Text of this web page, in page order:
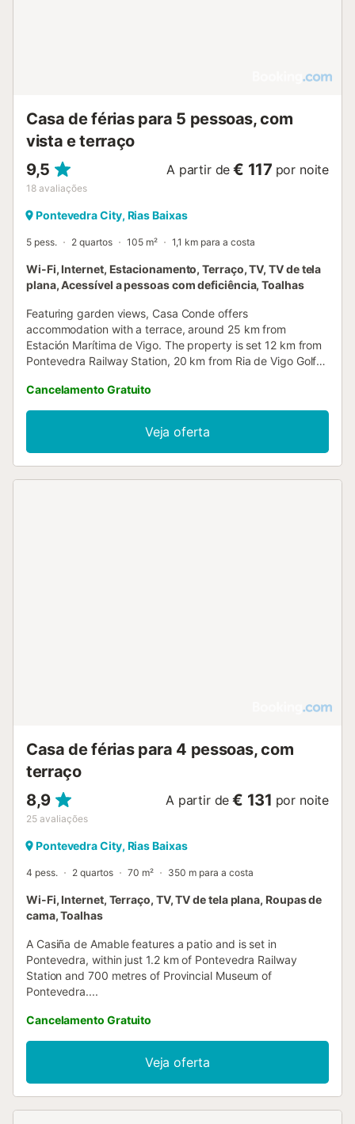
Casa de férias para 5 pessoas, com
vista e terraço
9,5
18 avaliações
A partir de € 117 por noite
Pontevedra City, Rias Baixas
5 pess. 2 quartos 105 m² 1,1 km para a costa
Wi-Fi, Internet, Estacionamento, Terraço, TV, TV de tela
plana, Acessível a pessoas com deficiência, Toalhas
Featuring garden views, Casa Conde offers
accommodation with a terrace, around 25 km from
Estación Marítima de Vigo. The property is set 12 km from
Pontevedra Railway Station, 20 km from Ria de Vigo Golf
Cancelamento Gratuito
Veja oferta
Casa de férias para 4 pessoas, com
terraço
8,9
25 avaliações
A partir de € 131 por noite
Pontevedra City, Rias Baixas
4 pess. 2 quartos 70 m² 350 m para a costa
Wi-Fi, Internet, Terraço, TV, TV de tela plana, Roupas de
cama, Toalhas
A Casiña de Amable features a patio and is set in
Pontevedra, within just 1.2 km of Pontevedra Railway
Station and 700 metres of Provincial Museum of
Pontevedra....
Cancelamento Gratuito
Veja oferta